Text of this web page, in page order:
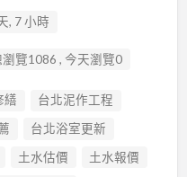
, 7 小時
瀏覽1086 , 今天瀏覽0
繕
台北泥作工程
台北浴室更新
土水估價
土水報價